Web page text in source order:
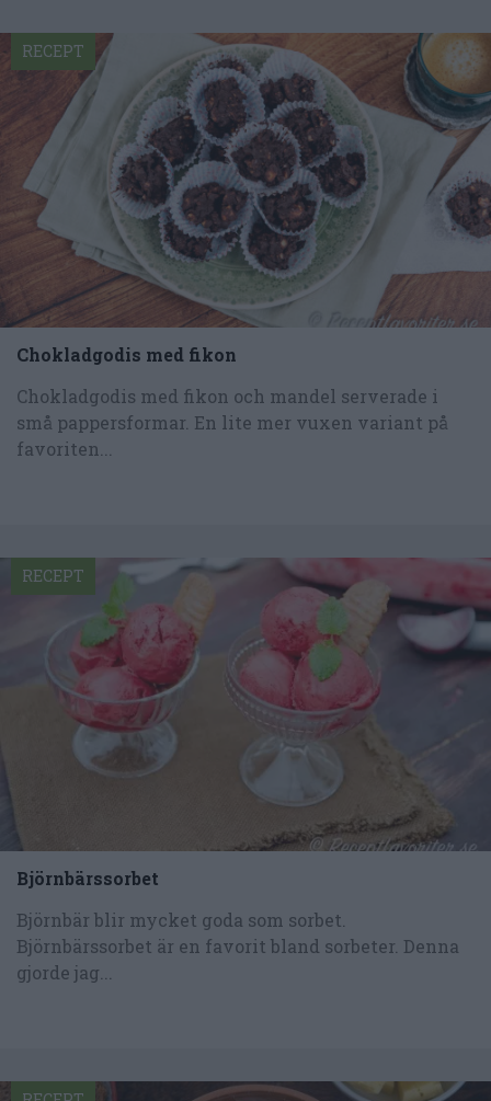
Chokladgodis med fikon
Chokladgodis med fikon och mandel serverade i
små pappersformar. En lite mer vuxen variant på
favoriten...
RECEPT
Björnbärssorbet
Björnbär blir mycket goda som sorbet.
Björnbärssorbet är en favorit bland sorbeter. Denna
gjorde jag...
RECEPT